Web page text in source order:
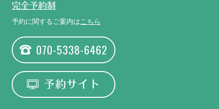
完全予約制
予約に関するご案内はこちら
070-5338-6462
予約サイト